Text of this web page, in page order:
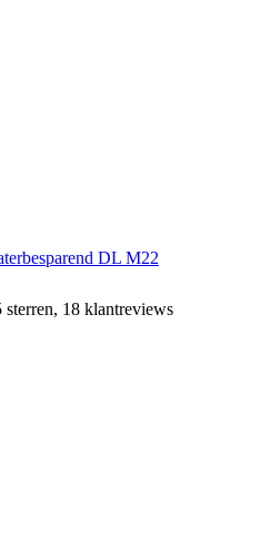
DL M22
sterren, 18 klantreviews